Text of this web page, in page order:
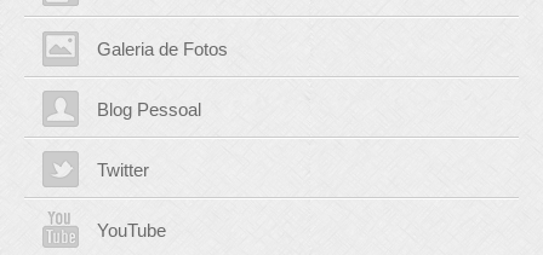
Galeria de Fotos
Blog Pessoal
Twitter
YouTube